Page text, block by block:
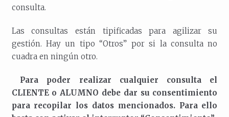
consulta.
Las consultas están tipificadas para agilizar su
gestión. Hay un tipo “Otros” por si la consulta no
cuadra en ningún otro.
Para poder realizar cualquier consulta el
CLIENTE o ALUMNO debe dar su consentimiento
para recopilar los datos mencionados. Para ello